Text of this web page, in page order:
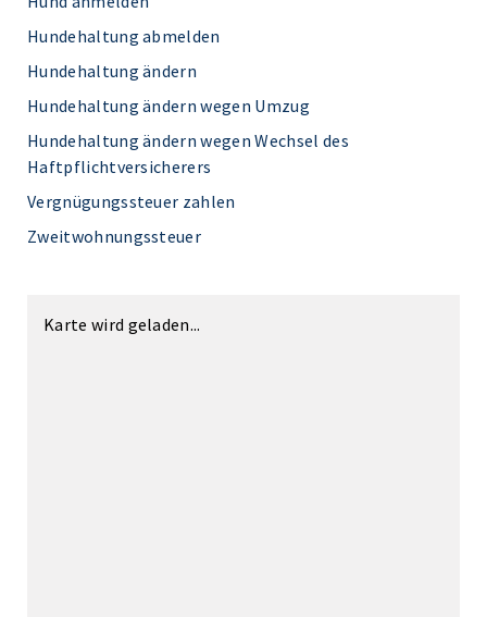
Hundehaltung abmelden
Hundehaltung ändern
Hundehaltung ändern wegen Umzug
Hundehaltung ändern wegen Wechsel des
Haftpflichtversicherers
Vergnügungssteuer zahlen
Zweitwohnungssteuer
Karte wird geladen...